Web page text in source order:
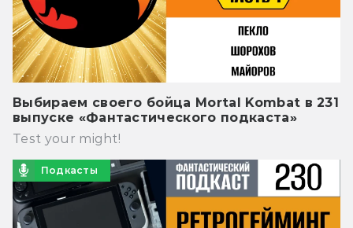
Выбираем своего бойца Mortal Kombat в 231
выпуске «Фантастического подкаста»
Test your might!
Подкасты